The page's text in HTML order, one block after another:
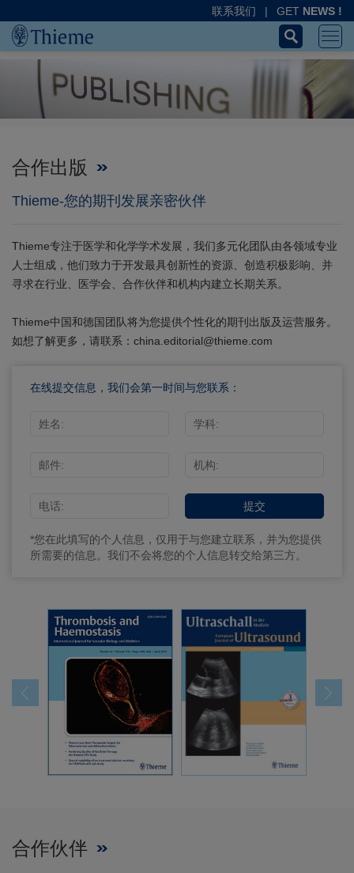
联系我们 | GET NEWS !
合作出版
Thieme-您的期刊发展亲密伙伴
Thieme专注于医学和化学学术发展，我们多元化团队由各领域专业
人士组成，他们致力于开发最具创新性的资源、创造积极影响、并
寻求在行业、医学会、合作伙伴和机构内建立长期关系。
Thieme中国和德国团队将为您提供个性化的期刊出版及运营服务。
如想了解更多，请联系：china.editorial@thieme.com
在线提交信息，我们会第一时间与您联系：
*您在此填写的个人信息，仅用于与您建立联系，并为您提供
所需要的信息。我们不会将您的个人信息转交给第三方。
合作伙伴